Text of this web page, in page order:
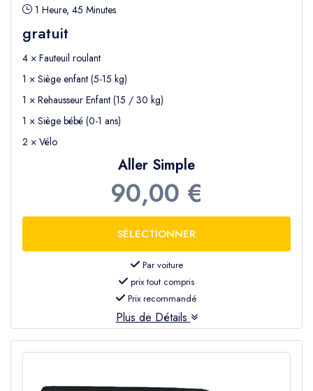
1 Heure, 45 Minutes
gratuit
4 × Fauteuil roulant
1 × Siège enfant (5-15 kg)
1 × Rehausseur Enfant (15 / 30 kg)
1 × Siège bébé (0-1 ans)
2 × Vélo
Aller Simple
90,00 €
Par voiture
prix tout compris
Prix recommandé
Plus de Détails